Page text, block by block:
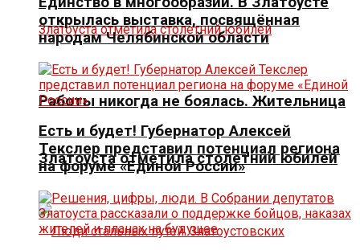
Работы никогда не боялась. Жительница
Златоуста отметила столетний юбилей
открылась выставка, посвящённая
народам Челябинской области
Есть и будет! Губернатор Алексей
Текслер представил потенциал региона
на форуме «Единой России»